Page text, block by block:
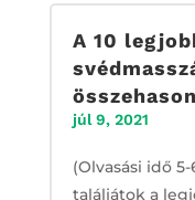
A 10
júl 9, 2021
(Olvasási idő
találjátok a